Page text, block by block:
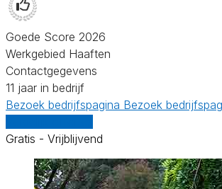
Goede Score 2026
Werkgebied Haaften
Contactgegevens
11 jaar in bedrijf
Bezoek bedrijfspagina Bezoek
Gratis - Vrijblijvend